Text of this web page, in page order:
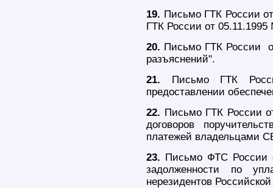
19. Письмо ГТК России
ГТК России от
20. Письмо ГТК России
разъяснений".
21. Письмо ГТК
предоставлении
22. Письмо ГТК России
договоров
платежей владельцами
23. Письмо ФТС России
задолженности по
нерезидентов